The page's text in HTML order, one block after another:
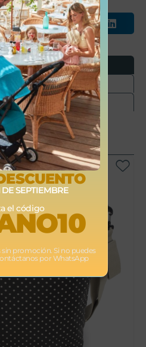
Opiniones
Envíos
DE SEPTIEMBRE
el código
promoción. Si no puedes
por WhatsApp